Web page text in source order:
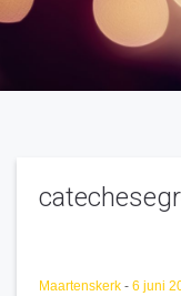
Maartenskerk - 6 juni